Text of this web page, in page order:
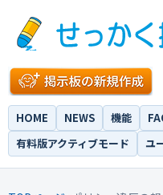
HOME NEWS 機能
有料版アクティブモード
ユ